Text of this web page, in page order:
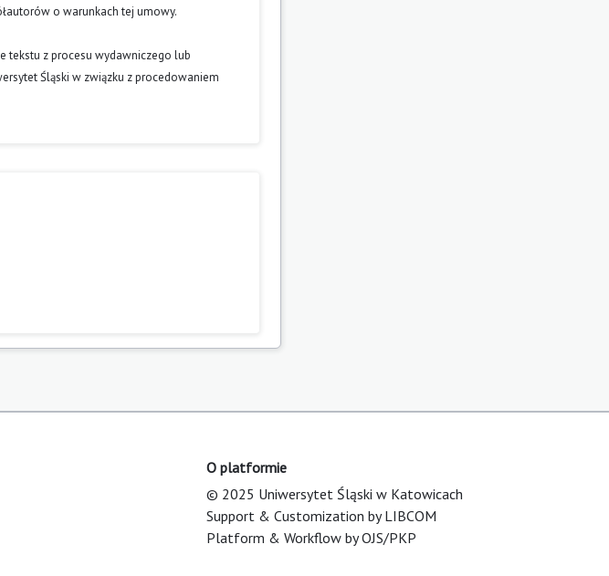
o warunkach tej umowy.
tekstu z procesu wydawniczego lub
Śląski w związku z procedowaniem
O platformie
© 2025 Uniwersytet Śląski w Katowicach
Support & Customization by LIBCOM
Platform & Workflow by OJS/PKP